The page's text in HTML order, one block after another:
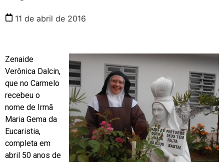
11 de abril de 2016
Zenaide
Verônica Dalcin,
que no Carmelo
recebeu o
nome de Irmã
Maria Gema da
Eucaristia,
completa em
abril 50 anos de